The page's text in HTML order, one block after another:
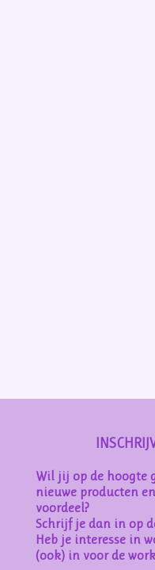
Wil jij op de hoogte
nieuwe producten
voordeel?
Schrijf je dan in op
Heb je interesse in
(ook) in voor de